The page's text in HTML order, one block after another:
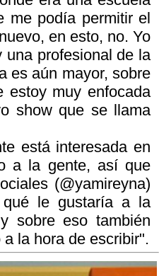
me podía permitir el
en esto, no. Yo
una profesional de la
es aún mayor, sobre
estoy muy enfocada
show que se llama
está interesada en
a la gente, así que
(@yamireyna)
le gustaría a la
sobre eso también
la hora de escribir".